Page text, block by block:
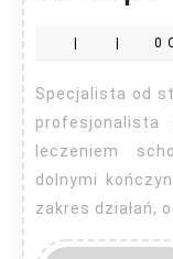
| | 0
Specjalista od stóp, znany również jako podolog, to
leczeniem
dolnymi
zakres działań,